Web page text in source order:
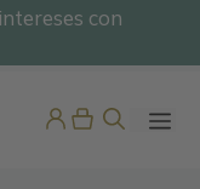
con